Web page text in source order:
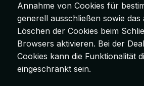
Annahme von Cookies für
generell ausschließen sowie das
Löschen der Cookies beim
Browsers aktivieren. Bei der
Cookies kann die Funktionalität
eingeschränkt sein.